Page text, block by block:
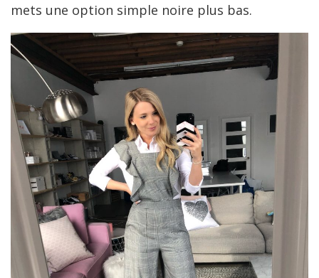
mets une option simple noire plus bas.